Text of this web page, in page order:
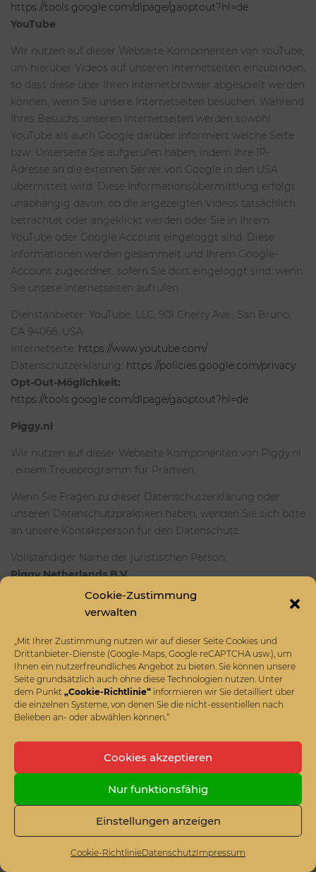
Cookie-Zustimmung
verwalten
„Mit Ihrer Zustimmung nutzen wir auf dieser Seite Cookies und
Drittanbieter-Dienste (Google-Maps, Google reCAPTCHA usw.), um
Ihnen ein nutzerfreundliches Angebot zu bieten. Sie können unsere
Seite grundsätzlich auch ohne diese Technologien nutzen. Unter
dem Punkt „Cookie-Richtlinie“ informieren wir Sie detailliert über
die einzelnen Systeme, von denen Sie die nicht-essentiellen nach
Belieben an- oder abwählen können.“
Cookies akzeptieren
Nur funktionsfähig
Einstellungen anzeigen
Cookie-RichtlinieDatenschutzImpressum
https://tools.google.com/dlpage/gaoptout?hl=de
YouTube
Wir nutzen auf dieser Webseite Komponenten von YouTube,
um hierüber Videos auf unseren Internetseiten einzubinden,
so dass diese über Ihren Internetbrowser abgespielt werden
können, wenn Sie unsere Internetseiten besuchen. Während
Ihres Besuchs unseren Internetseiten werden sowohl
YouTube als auch Google darüber informiert welche Seite
bzw. Unterseite Sie aufgerufen haben, indem Ihre IP-
Adresse an die externen Server von Google in den USA
übermittelt wird. Diese Informationsübermittlung erfolgt
unabhängig davon, ob die angezeigten Videos tatsächlich
betrachtet oder angeklickt werden oder Sie in Ihrem
YouTube oder Google Account eingeloggt sind. Diese
Informationen werden gesammelt und Ihrem Google-
Account zugeordnet, sofern Sie dort eingeloggt sind, wenn
Sie unsere Internetseiten aufrufen.
Dienstanbieter: YouTube, LLC, 901 Cherry Ave., San Bruno,
CA 94066, USA
Internetseite: https://www.youtube.com/
Datenschutzerklärung: https://policies.google.com/privacy
Opt-Out-Möglichkeit:
https://tools.google.com/dlpage/gaoptout?hl=de
Piggy.nl
Wir nutzen auf dieser Webseite Komponenten von Piggy.nl
, einem Treueprogramm für Prämien.
Wenn Sie Fragen zu dieser Datenschutzerklärung oder
unseren Datenschutzpraktiken haben, wenden Sie sich bitte
an unsere Kontaktperson für den Datenschutz:
Vollständiger Name der juristischen Person:
Piggy Netherlands B.V.
E-Mail-Anschrift: privacy@piggy.eu
Bisonspoor 3002, B901, 3605 LT Maarssen
Telefonnummer: 085- 773 7177
Datenschutzerklärung:
https://www.piggy.eu/de/legal/external-privacy-statement
Autoriteit Persoonsgegevens (AP), der niederländischen
Aufsichtsbehörde für Datenschutzfragen, einzureichen
https://autoriteitpersoonsgegevens.nl/
jedoch begrüßen, wenn wir uns mit Ihrem Anliegen
befassen könnten, bevor Sie sich an die AP wenden, und
bitten Sie daher, sich zunächst an uns zu wenden.
Sicherheitsmaßnahmen